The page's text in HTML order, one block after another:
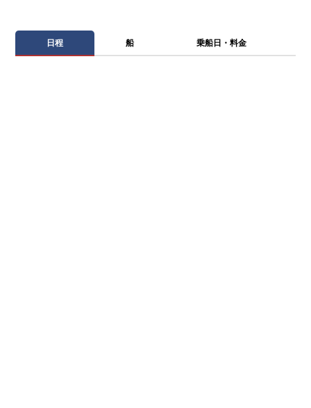
日程 船 乗船日・料金